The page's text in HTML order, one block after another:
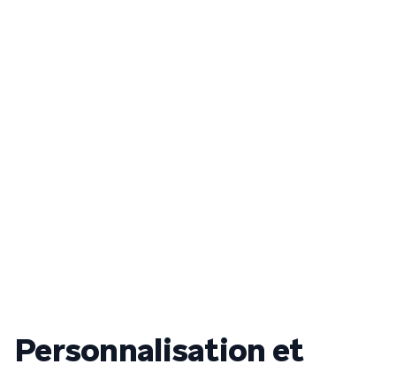
Personnalisation et